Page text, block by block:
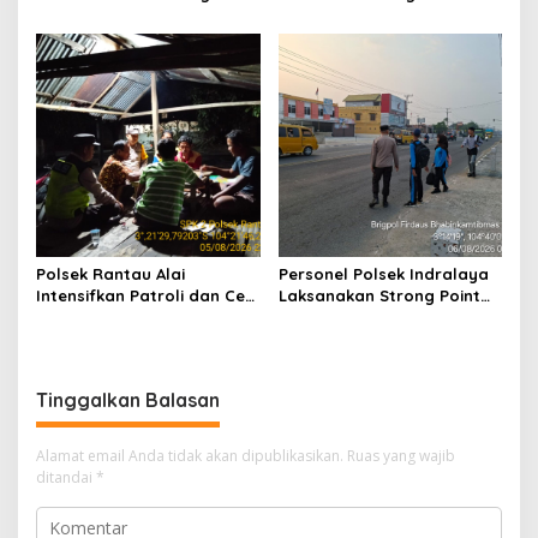
Kepedulian kepada
Masyarakat Desa Parit
Utara, Perkuat Sinergi
Kamtibmas dan Antisipasi
Karhutla
Polsek Rantau Alai
Intensifkan Patroli dan Cek
Personel Polsek Indralaya
Laksanakan Strong Point
Tinggalkan Balasan
Alamat email Anda tidak akan dipublikasikan. Ruas yang wajib
ditandai *